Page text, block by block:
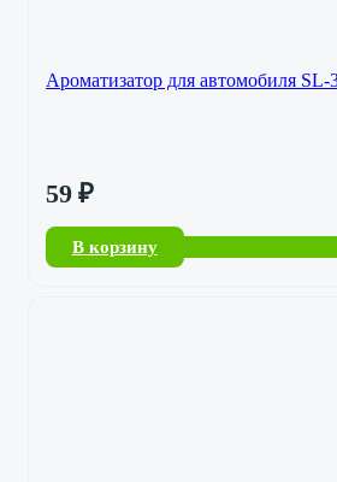
Ароматизатор для автомобиля SL-
59 ₽
В корзину